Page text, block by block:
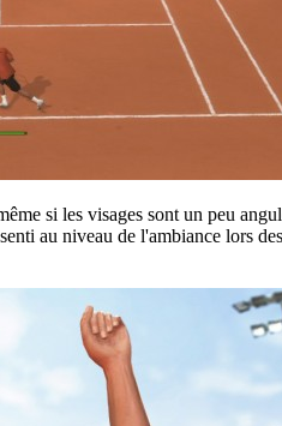
si les visages sont un peu
au niveau de l'ambiance lors